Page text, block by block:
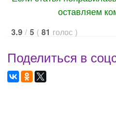
оставляем
3.9 / 5 ( 81 голос )
Поделиться в